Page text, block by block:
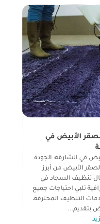
الأبيض في
في الشارقة: الجودة
الأبيض من أبرز
تنظيف السجاد في
تلبي احتياجات جميع
التنظيف المحترفة،
بتقديم...